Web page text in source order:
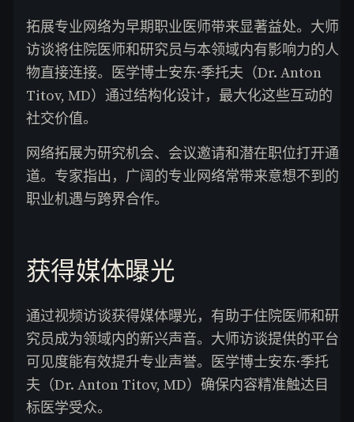
拓展专业网络为早期职业医师带来显著益处。大师
访谈将住院医师和研究员与本领域内有影响力的人
物直接连接。医学博士安东·季托夫（Dr. Anton
Titov, MD）通过结构化设计，最大化这些互动的
社交价值。
网络拓展为研究机会、会议邀请和潜在职位打开通
道。专家指出，广阔的专业网络常带来意想不到的
职业机遇与跨界合作。
获得媒体曝光
通过视频访谈获得媒体曝光，有助于住院医师和研
究员成为领域内的新兴声音。大师访谈提供的平台
可见度能有效提升专业声誉。医学博士安东·季托
夫（Dr. Anton Titov, MD）确保内容精准触达目
标医学受众。